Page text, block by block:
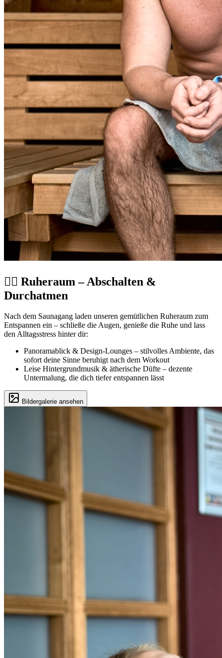
🧘‍♂️ Ruheraum – Abschalten &
Durchatmen
Nach dem Saunagang laden unseren gemütlichen Ruheraum zum
Entspannen ein – schließe die Augen, genieße die Ruhe und lass
den Alltagsstress hinter dir:
Panoramablick & Design-Lounges – stilvolles Ambiente, das
sofort deine Sinne beruhigt nach dem Workout
Leise Hintergrundmusik & ätherische Düfte – dezente
Untermalung, die dich tiefer entspannen lässt
Bildergalerie ansehen